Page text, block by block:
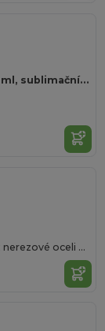
Keramický hrnek Pix 330 ml, sublimační tisk s barevným efektem
DAIKON Krabička na oběd z nerezové oceli 304 s bambusovým víkem